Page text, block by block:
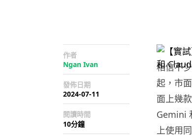
作者
Ngan Ivan
發佈日期
2024-07-11
閱讀時間
10分鐘
相信不
起，市
面上幾
Gemini
上使用